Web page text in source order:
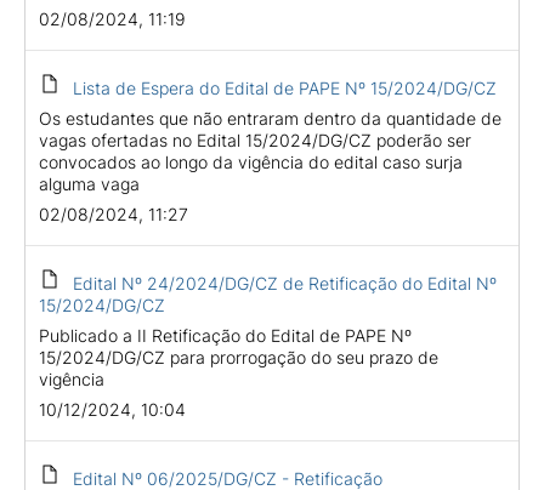
02/08/2024, 11:19
Lista de Espera do Edital de PAPE Nº 15/2024/DG/CZ
Os estudantes que não entraram dentro da quantidade de
vagas ofertadas no Edital 15/2024/DG/CZ poderão ser
convocados ao longo da vigência do edital caso surja
alguma vaga
02/08/2024, 11:27
Edital Nº 24/2024/DG/CZ de Retificação do Edital Nº
15/2024/DG/CZ
Publicado a II Retificação do Edital de PAPE Nº
15/2024/DG/CZ para prorrogação do seu prazo de
vigência
10/12/2024, 10:04
Edital Nº 06/2025/DG/CZ - Retificação